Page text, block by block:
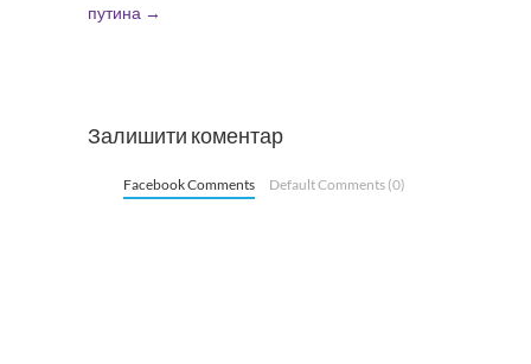
путина →
Залишити коментар
Facebook Comments Default Comments (0)